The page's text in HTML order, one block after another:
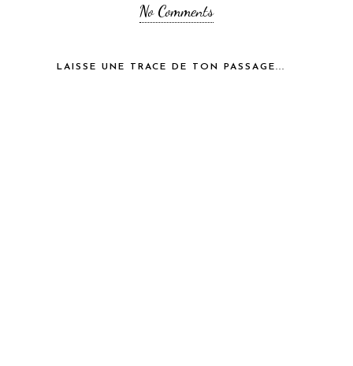
No Comments
LAISSE UNE TRACE DE TON PASSAGE...